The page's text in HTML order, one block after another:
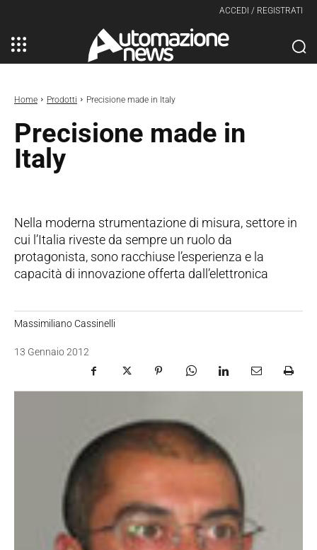
ACCEDI / REGISTRATI
Home Prodotti Precisione made in Italy
Precisione made in
Italy
Nella moderna strumentazione di misura, settore in
cui l’Italia riveste da sempre un ruolo da
protagonista, sono racchiuse l’esperienza e la
capacità di innovazione offerta dall’elettronica
Massimiliano Cassinelli
13 Gennaio 2012